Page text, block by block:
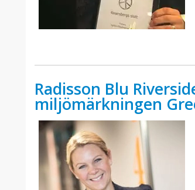
Radisson Blu
miljömärkningen